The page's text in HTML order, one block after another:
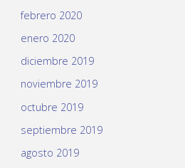
febrero 2020
enero 2020
diciembre 2019
noviembre 2019
octubre 2019
septiembre 2019
agosto 2019